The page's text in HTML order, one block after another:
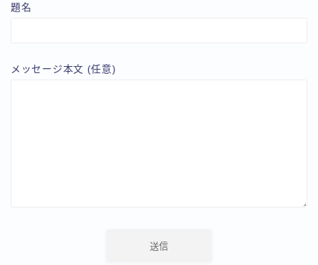
題名
メッセージ本文 (任意)